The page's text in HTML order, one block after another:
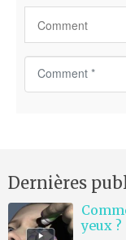
t
*
Dernières
yeux ?